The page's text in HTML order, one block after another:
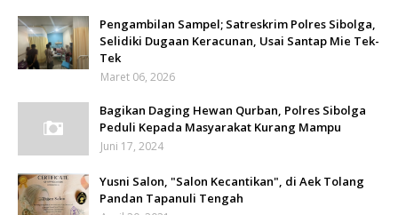
Pengambilan Sampel; Satreskrim Polres Sibolga,
Selidiki Dugaan Keracunan, Usai Santap Mie Tek-
Tek
Maret 06, 2026
Bagikan Daging Hewan Qurban, Polres Sibolga
Peduli Kepada Masyarakat Kurang Mampu
Juni 17, 2024
Yusni Salon, "Salon Kecantikan", di Aek Tolang
Pandan Tapanuli Tengah